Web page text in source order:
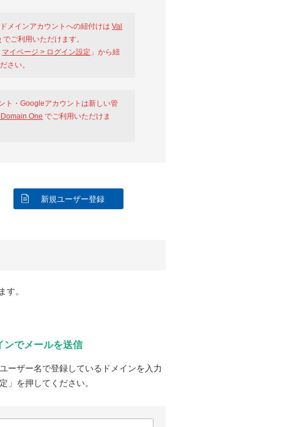
メインアカウントへの紐付けはVal
でご利用いただけます。
マイページ > ログイン設定 」から紐
さい。
ト・Googleアカウントは新しい管
One でご利用いただけま
新規ユーザー登録
す。
ンでメールを送信
ーザー名で登録しているドメインを入力
」を押してください。